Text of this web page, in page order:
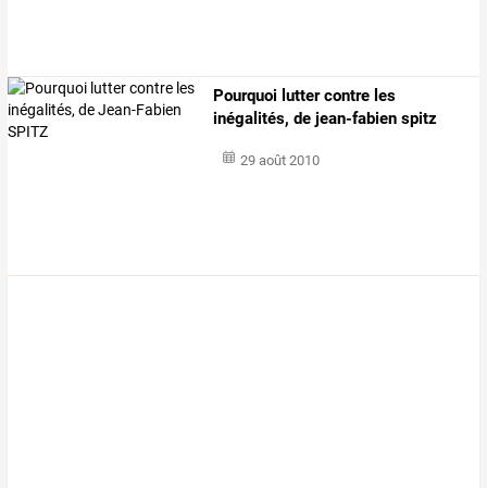
Pourquoi lutter contre les
inégalités, de jean-fabien spitz
29 août 2010